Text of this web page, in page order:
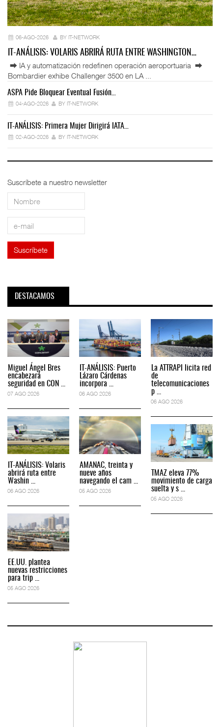
06-AGO-2026 BY IT-NETWORK
IT-ANÁLISIS: VOLARIS ABRIRÁ RUTA ENTRE WASHINGTON…
⮕ IA y automatización redefinen operación aeroportuaria ⮕
Bombardier exhibe Challenger 3500 en LA ...
ASPA Pide Bloquear Eventual Fusión…
04-AGO-2026 BY IT-NETWORK
IT-ANÁLISIS: Primera Mujer Dirigirá IATA…
02-AGO-2026 BY IT-NETWORK
Suscríbete a nuestro newsletter
DESTACAMOS
Miguel Ángel Bres
encabezará
seguridad en CON ...
07 AGO 2026
IT-ANÁLISIS: Volaris
abrirá ruta entre
Washin ...
06 AGO 2026
EE.UU. plantea
nuevas restricciones
para trip ...
05 AGO 2026
IT-ANÁLISIS: Puerto
Lázaro Cárdenas
incorpora ...
06 AGO 2026
AMANAC, treinta y
nueve años
navegando el cam ...
05 AGO 2026
La ATTRAPI licita red
de
telecomunicaciones
p ...
06 AGO 2026
TMAZ eleva 77%
movimiento de carga
suelta y s ...
05 AGO 2026